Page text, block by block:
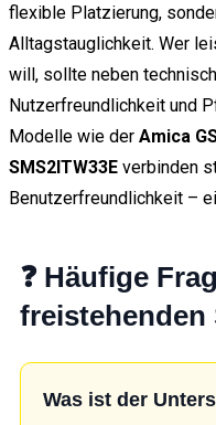
flexible Platzierung,
Alltagstauglichkeit. Wer
will, sollte neben
Nutzerfreundlichkeit und
Modelle wie der Amica
SMS2ITW33E verbinden
Benutzerfreundlichkeit –
❓ Häufige
freistehenden
Was ist der